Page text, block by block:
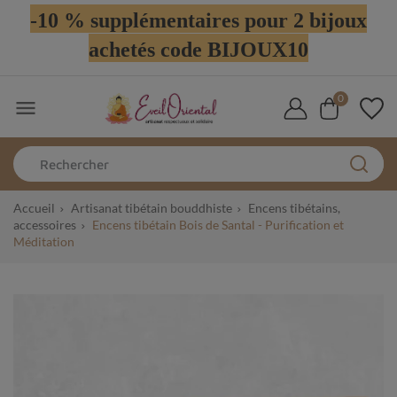
-10 % supplémentaires pour 2 bijoux
achetés code BIJOUX10
 0
Accueil Artisanat tibétain bouddhiste
Encens tibétains,
accessoires
Encens tibétain Bois de Santal - Purification et
Méditation